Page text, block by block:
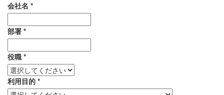
会社名 *
部署 *
役職 *
利用目的 *